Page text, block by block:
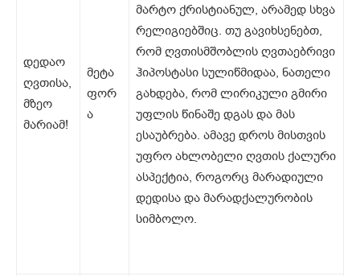
დედაო
ღვთისა,
მზეო
მარიამ!
მეტა
ფორ
ა
მარტო ქრისტიანულ, არამედ სხვა
რელიგიებშიც. თუ გავიხსენებთ,
რომ ღვთისმშობლის ღვთაებრივი
ჰიპოსტასი სულიწმიდაა, ნათელი
გახდება, რომ ლირიკული გმირი
უფლის წინაშე დგას და მას
ესაუბრება. ამავე დროს მისთვის
უფრო ახლობელი ღვთის ქალური
ასპექტია, როგორც მარადიული
დედისა და მარადქალურობის
სიმბოლო.